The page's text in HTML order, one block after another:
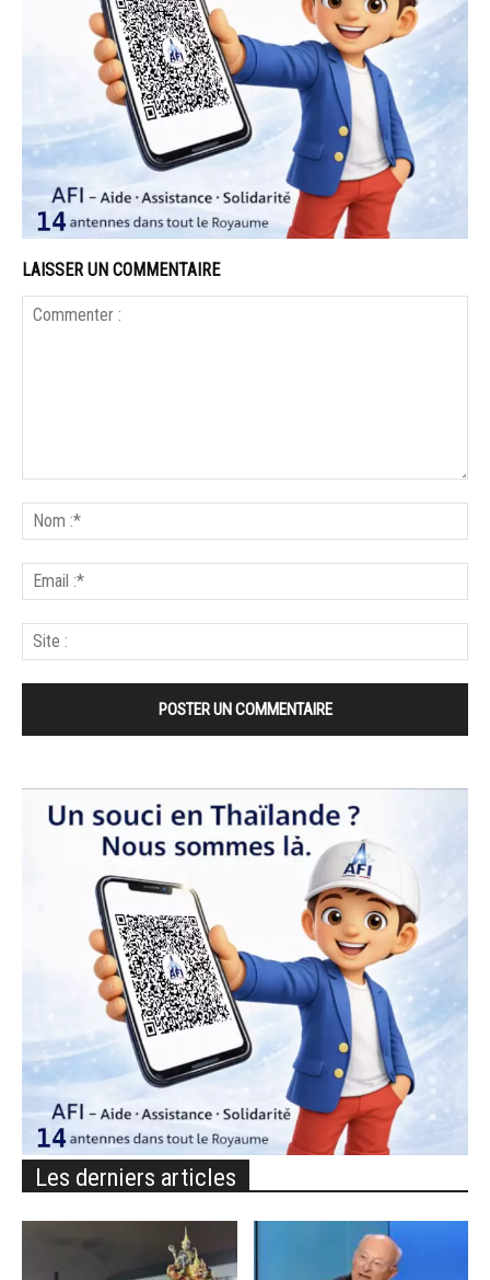
LAISSER UN COMMENTAIRE
Les derniers articles